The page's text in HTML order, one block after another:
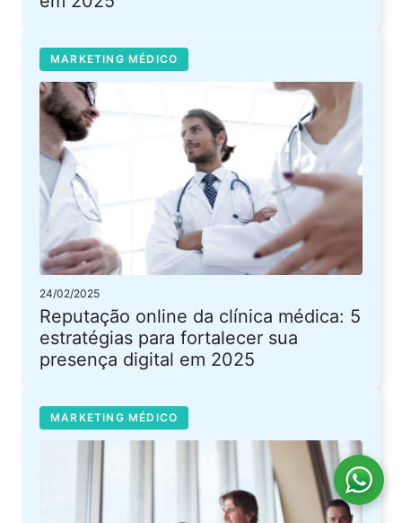
MARKETING MÉDICO
24/02/2025
Reputação online da clínica médica: 5
estratégias para fortalecer sua
presença digital em 2025
MARKETING MÉDICO